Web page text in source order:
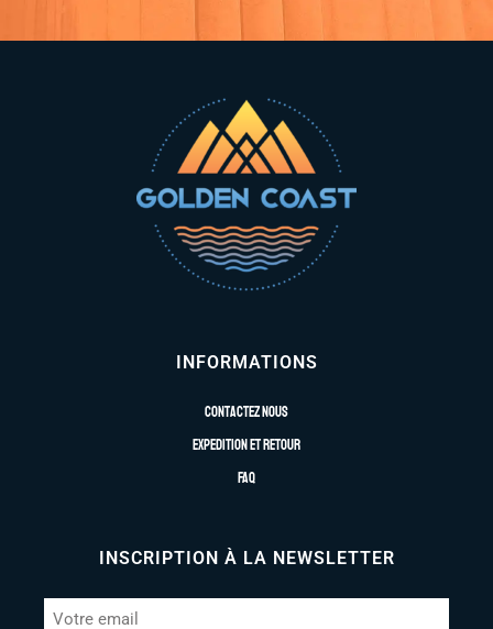
INFORMATIONS
Contactez nous
Expedition et retour
FAQ
INSCRIPTION À LA NEWSLETTER